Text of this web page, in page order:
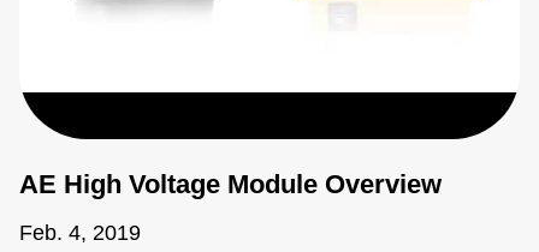
AE High Voltage Module Overview
Feb. 4, 2019